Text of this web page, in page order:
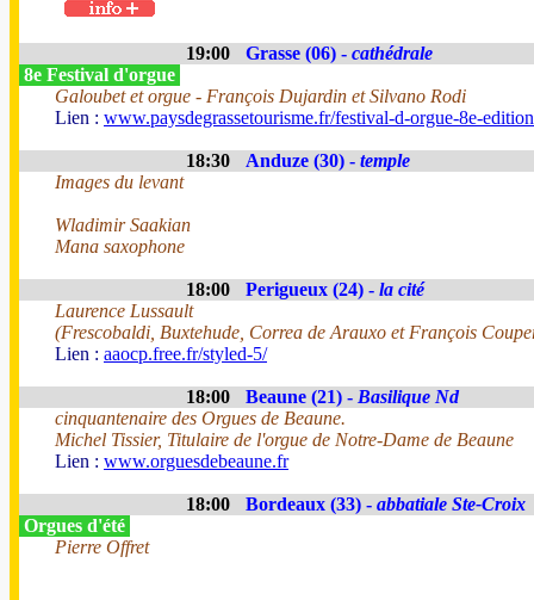
19:00 Grasse (06) - cathédrale
8e Festival d'orgue
Galoubet et orgue - François Dujardin et Silvano Rodi
Lien : www.paysdegrassetourisme.fr/festival-d-orgue-8e-
18:30 Anduze (30) - temple
Images du levant
Wladimir Saakian
Mana saxophone
18:00 Perigueux (24) - la cité
Laurence Lussault
(Frescobaldi, Buxtehude, Correa de Arauxo et François
Lien : aaocp.free.fr/styled-5/
18:00 Beaune (21) - Basilique Nd
cinquantenaire des Orgues de Beaune.
Michel Tissier, Titulaire de l'orgue de Notre-Dame de Beaune
Lien : www.orguesdebeaune.fr
18:00 Bordeaux (33) - abbatiale Ste-Croix
Orgues d'été
Pierre Offret